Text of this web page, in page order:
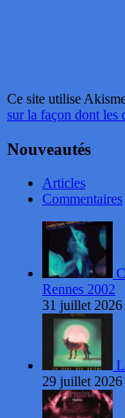
Ce site utilise
sur la façon dont les
Nouveautés
Articles
Commentaires
Rennes 2002
31 juillet 2026
29 juillet 2026